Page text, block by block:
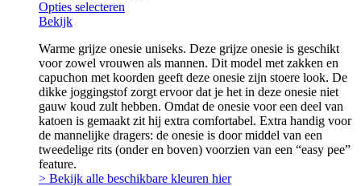
Opties selecteren
Bekijk
Warme grijze onesie uniseks. Deze grijze onesie is geschikt
voor zowel vrouwen als mannen. Dit model met zakken en
capuchon met koorden geeft deze onesie zijn stoere look. De
dikke joggingstof zorgt ervoor dat je het in deze onesie niet
gauw koud zult hebben. Omdat de onesie voor een deel van
katoen is gemaakt zit hij extra comfortabel. Extra handig voor
de mannelijke dragers: de onesie is door middel van een
tweedelige rits (onder en boven) voorzien van een “easy pee”
feature.
> Bekijk alle beschikbare kleuren hier